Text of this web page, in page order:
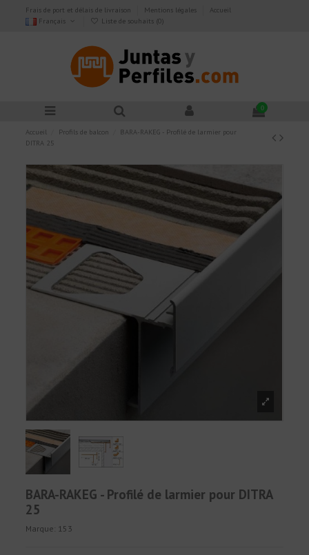
Frais de port et délais de livraison Mentions légales
Accueil
Français
Liste de souhaits (0)
0
Accueil Profils de balcon
BARA-RAKEG - Profilé de larmier pour
DITRA 25
BARA-RAKEG - Profilé de larmier pour DITRA
25
Marque: 153